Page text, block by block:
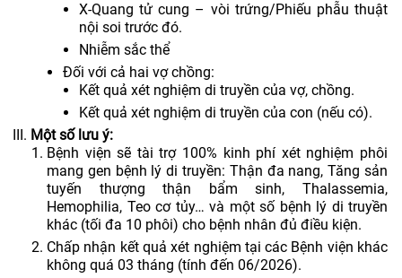
X-Quang tử cung – vòi trứng/Phiếu phẫu thuật
nội soi trước đó.
Nhiễm sắc thể
Đối với cả hai vợ chồng:
Kết quả xét nghiệm di truyền của vợ, chồng.
Kết quả xét nghiệm di truyền của con (nếu có).
Một số lưu ý:
Bệnh viện sẽ tài trợ 100% kinh phí xét nghiệm phôi
mang gen bệnh lý di truyền: Thận đa nang, Tăng sản
tuyến thượng thận bẩm sinh, Thalassemia,
Hemophilia, Teo cơ tủy… và một số bệnh lý di truyền
khác (tối đa 10 phôi) cho bệnh nhân đủ điều kiện.
Chấp nhận kết quả xét nghiệm tại các Bệnh viện khác
không quá 03 tháng (tính đến 06/2026).